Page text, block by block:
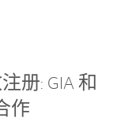
册: GIA 和
作